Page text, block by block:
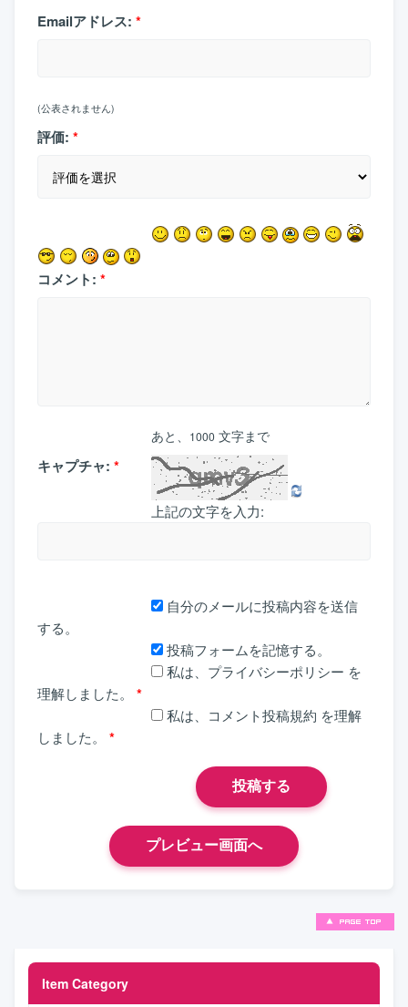
Item Category
Emailアドレス: *
(公表されません)
評価: *
コメント: *
あと、 1000 文字まで
キャプチャ: *
上記の文字を入力:
自分のメールに投稿内容を送信
する。
投稿フォームを記憶する。
私は、 プライバシーポリシー を
理解しました。
*
私は、 コメント投稿規約 を理解
しました。
*